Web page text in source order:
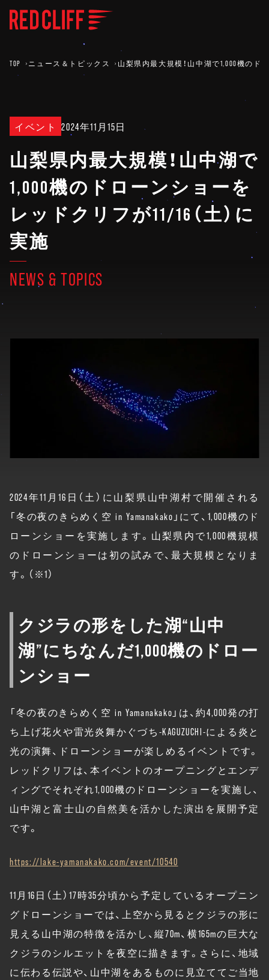
TOP ニュース＆トピックス 山梨県内最大規模！山中湖で1,000機のド
イベント 2024年11月15日
山梨県内最大規模！山中湖で
1,000機のドローンショーを
レッドクリフが11/16（土）に
実施
NEWS & TOPICS
2024年11月16日（土）に山梨県山中湖村で開催される
「冬の夜のきらめく空 in Yamanakako」にて、1,000機のド
ローンショーを実施します。山梨県内で1,000機規模
のドローンショーは初の試みで、最大規模となりま
す。（※1）
クジラの形をした湖“山中
湖”にちなんだ1,000機のドロー
ンショー
「冬の夜のきらめく空 in Yamanakako」は、約4,000発の打
ち上げ花火や雷光炎舞かぐづち-KAGUZUCHI-による炎と
光の演舞、ドローンショーが楽しめるイベントです。
レッドクリフは、本イベントのオープニングとエンデ
ィングでそれぞれ1,000機のドローンショーを実施し、
山中湖と富士山の自然美を活かした演出を展開予定
です。
https://lake-yamanakako.com/event/10540
11月16日（土）17時35分頃から予定しているオープニン
グドローンショーでは、上空から見るとクジラの形に
見える山中湖の特徴を活かし、縦70m、横165mの巨大な
クジラのシルエットを夜空に描きます。さらに、地域
に伝わる伝説や、山中湖をあるものに見立ててご当地